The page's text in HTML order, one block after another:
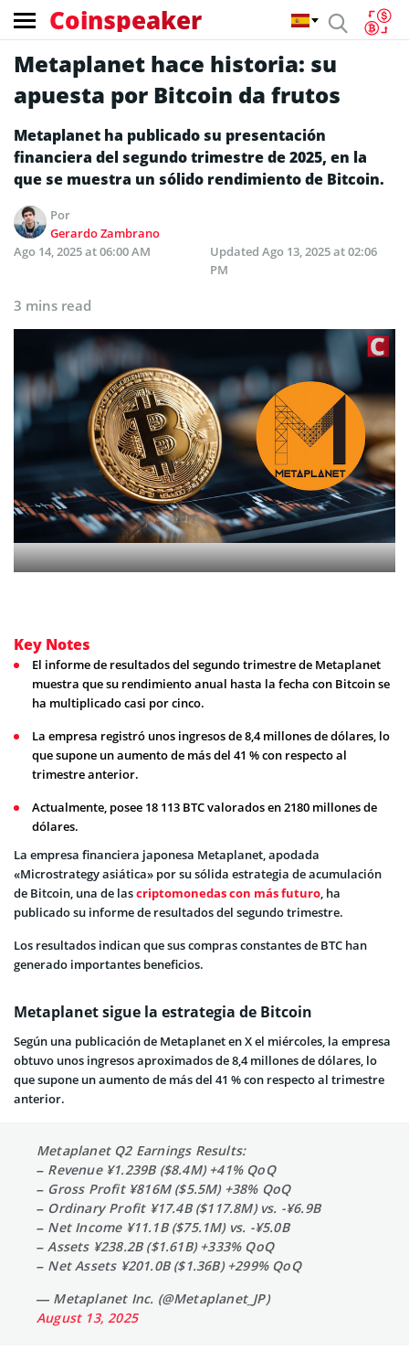
Coinspeaker
Metaplanet hace historia: su
apuesta por Bitcoin da frutos
Metaplanet ha publicado su presentación
financiera del segundo trimestre de 2025, en la
que se muestra un sólido rendimiento de Bitcoin.
Por
Gerardo Zambrano
Ago 14, 2025 at 06:00 AM
Updated Ago 13, 2025 at 02:06
PM
3 mins read
Key Notes
El informe de resultados del segundo trimestre de Metaplanet
muestra que su rendimiento anual hasta la fecha con Bitcoin se
ha multiplicado casi por cinco.
La empresa registró unos ingresos de 8,4 millones de dólares, lo
que supone un aumento de más del 41 % con respecto al
trimestre anterior.
Actualmente, posee 18 113 BTC valorados en 2180 millones de
dólares.
La empresa financiera japonesa Metaplanet, apodada
«Microstrategy asiática» por su sólida estrategia de acumulación
de Bitcoin, una de lascriptomonedas con más futuro, ha
publicado su informe de resultados del segundo trimestre.
Los resultados indican que sus compras constantes de BTC han
generado importantes beneficios.
Metaplanet sigue la estrategia de Bitcoin
Según una publicación de Metaplanet en X el miércoles, la empresa
obtuvo unos ingresos aproximados de 8,4 millones de dólares, lo
que supone un aumento de más del 41 % con respecto al trimestre
anterior.
Metaplanet Q2 Earnings Results:
– Revenue ¥1.239B ($8.4M) +41% QoQ
– Gross Profit ¥816M ($5.5M) +38% QoQ
– Ordinary Profit ¥17.4B ($117.8M) vs. -¥6.9B
– Net Income ¥11.1B ($75.1M) vs. -¥5.0B
– Assets ¥238.2B ($1.61B) +333% QoQ
– Net Assets ¥201.0B ($1.36B) +299% QoQ
— Metaplanet Inc. (@Metaplanet_JP)
August 13, 2025